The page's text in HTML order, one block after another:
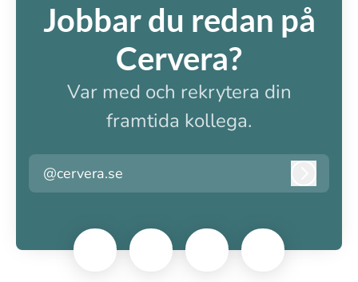
Jobbar du redan på
Cervera?
Var med och rekrytera din
framtida kollega.
@cervera.se